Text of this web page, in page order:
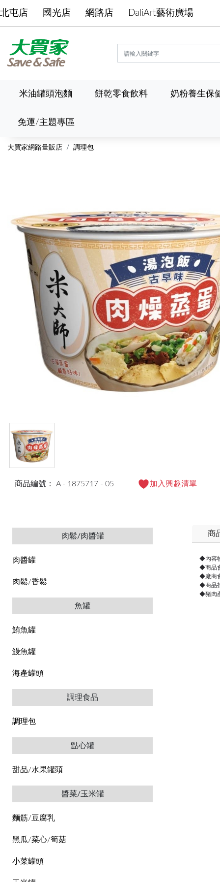
北屯店 國光店 網路店 DaliArt藝術廣場
米油罐頭泡麵 餅乾零食飲料 奶粉養生保
免運/主題專區
大買家網路量販店 調理包
商品編號： A - 1875717 - 05 加入興趣清單
肉鬆/肉醬罐
肉醬罐
肉鬆/香鬆
魚罐
鮪魚罐
鰻魚罐
海產罐頭
調理食品
調理包
點心罐
甜品/水果罐頭
醬菜/玉米罐
麵筋/豆腐乳
黑瓜/菜心/筍菇
小菜罐頭
商
◆內容
◆商品
◆廠商
◆商品
◆豬肉